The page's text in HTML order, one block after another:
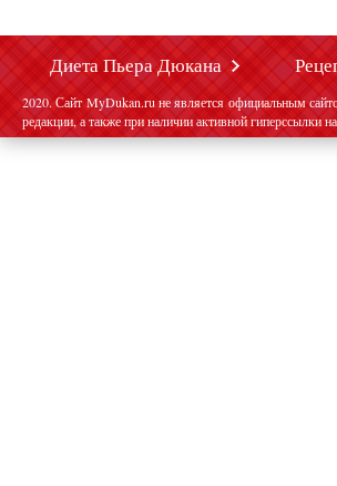
Диета Пьера Дюкана
2020. Сайт MyDukan.ru не является официальным
редакции, а также при наличии активной гиперссылки